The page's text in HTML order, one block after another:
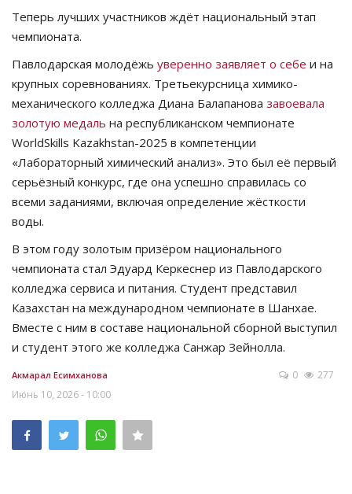
Теперь лучших участников ждёт национальный этап
чемпионата.
Павлодарская молодёжь уверенно заявляет о себе и на
крупных соревнованиях. Третьекурсница химико-
механического колледжа Диана Балапанова завоевала
золотую медаль на республиканском чемпионате
WorldSkills Kazakhstan-2025 в компетенции
«Лабораторный химический анализ». Это был её первый
серьёзный конкурс, где она успешно справилась со
всеми заданиями, включая определение жёсткости
воды.
В этом году золотым призёром национального
чемпионата стал Эдуард Керкеснер из Павлодарского
колледжа сервиса и питания. Студент представил
Казахстан на международном чемпионате в Шанхае.
Вместе с ним в составе национальной сборной выступил
и студент этого же колледжа Санжар Зейнолла.
Акмарал Есимханова
Июнь 10, 2026 - 10:00
0 277